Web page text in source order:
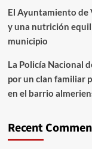
El Ayuntamiento de
y una nutrición
municipio
La Policía Nacional
por un clan familiar
en el barrio
Recent